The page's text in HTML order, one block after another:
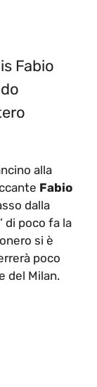
Fabio
alla
Fabio
dalla
di poco fa la
si è
poco
del Milan.